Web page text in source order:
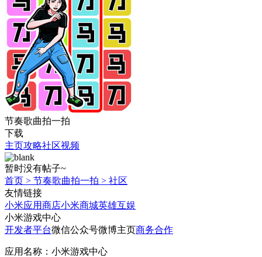
节奏歌曲拍一拍
下载
主页攻略社区视频
暂时没有帖子~
首页 > 节奏歌曲拍一拍 > 社区
友情链接
小米应用商店小米商城英雄互娱
小米游戏中心
开发者平台微信公众号微博主页商务合作
应用名称：小米游戏中心